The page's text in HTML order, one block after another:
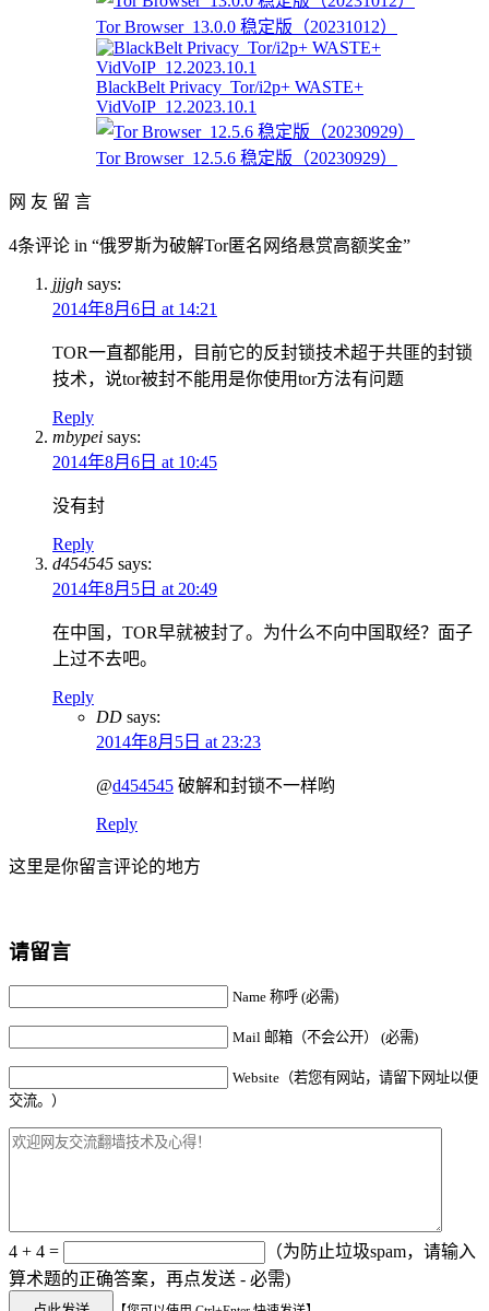
Tor Browser_13.0.0 稳定版（20231012）
BlackBelt Privacy_Tor/i2p+ WASTE+
VidVoIP_12.2023.10.1
Tor Browser_12.5.6 稳定版（20230929）
网 友 留 言
4条评论 in “俄罗斯为破解Tor匿名网络悬赏高额奖金”
jjjgh says:
2014年8月6日 at 14:21
TOR一直都能用，目前它的反封锁技术超于共匪的封锁
技术，说tor被封不能用是你使用tor方法有问题
Reply
mbypei says:
2014年8月6日 at 10:45
没有封
Reply
d454545 says:
2014年8月5日 at 20:49
在中国，TOR早就被封了。为什么不向中国取经？面子
上过不去吧。
Reply
DD says:
2014年8月5日 at 23:23
@d454545 破解和封锁不一样哟
Reply
这里是你留言评论的地方
请留言
Name 称呼 (必需)
Mail 邮箱（不会公开） (必需)
Website（若您有网站，请留下网址以便
交流。）
4 + 4 =
（为防止垃圾spam，请输入
算术题的正确答案，再点发送 - 必需)